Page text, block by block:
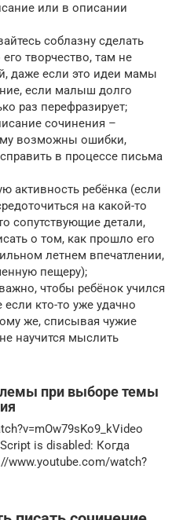
или в описании
соблазну сделать
творчество, там не
даже если это идеи мамы
если малыш долго
раз перефразирует;
сочинения –
возможны ошибки,
в процессе письма
активность ребёнка (если
на какой-то
сопутствующие детали,
о том, как прошло его
летнем впечатлении,
пещеру);
чтобы ребёнок учился
кто-то уже удачно
же, списывая чужие
научится мыслить
при выборе темы
is disabled: Когда
watch?